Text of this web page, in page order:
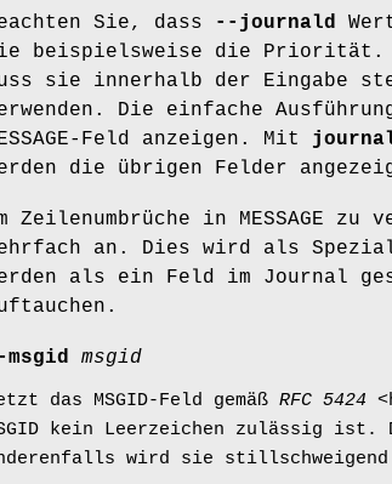
Sie, dass --journald
beispielsweise die
sie innerhalb der Eingabe
Die einfache
Feld anzeigen. Mit
die übrigen Felder
Zeilenumbrüche in MESSAGE zu
an. Dies wird als
als ein Feld im Journal
msgid
das MSGID-Feld gemäß RFC 5424
kein Leerzeichen zulässig ist.
wird sie